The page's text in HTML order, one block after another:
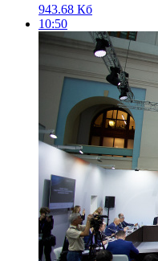
943.68 Кб
10:50